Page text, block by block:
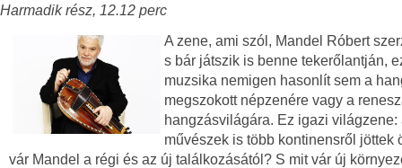
Harmadik rész, 12.12 perc
A zene, ami szól, Mandel Róbert
s bár játszik is benne tekerőlantján,
muzsika nemigen hasonlít sem a
megszokott népzenére vagy a
hangzásvilágára. Ez igazi világzene:
művészek is több kontinensről jöttek
vár Mandel a régi és az új találkozásától? S mit vár új